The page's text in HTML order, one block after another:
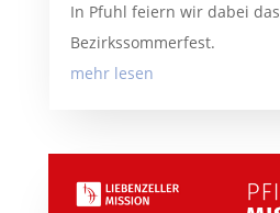
In Pfuhl feiern wir dabei das
Bezirkssommerfest.
mehr lesen